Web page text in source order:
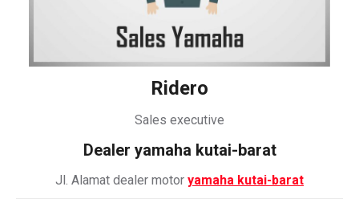
Ridero
Sales executive
Dealer yamaha kutai-barat
Jl. Alamat dealer motor yamaha kutai-barat